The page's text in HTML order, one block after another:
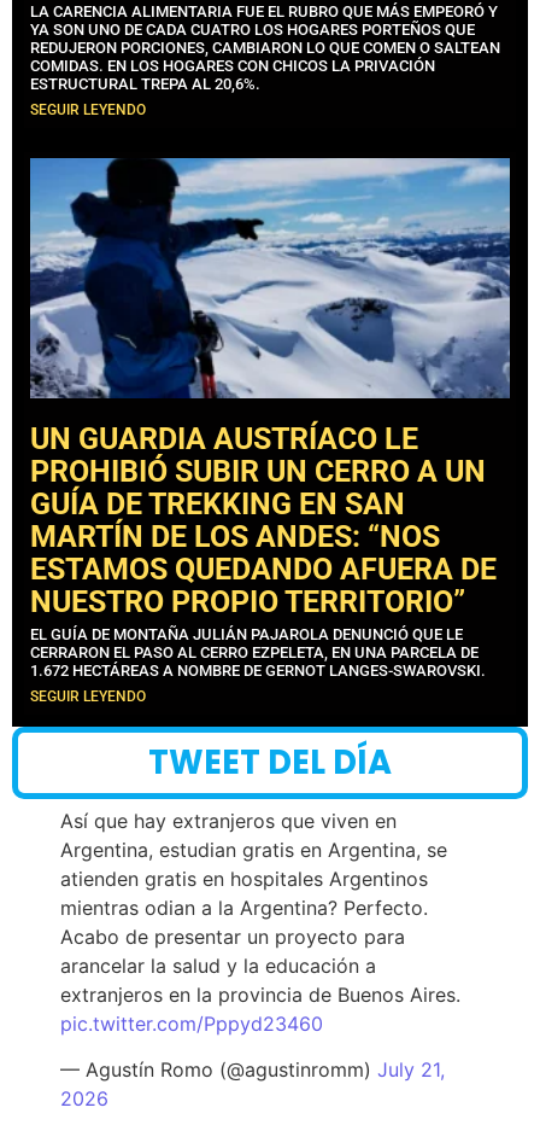
LA CARENCIA ALIMENTARIA FUE EL RUBRO QUE MÁS EMPEORÓ Y
YA SON UNO DE CADA CUATRO LOS HOGARES PORTEÑOS QUE
REDUJERON PORCIONES, CAMBIARON LO QUE COMEN O SALTEAN
COMIDAS. EN LOS HOGARES CON CHICOS LA PRIVACIÓN
ESTRUCTURAL TREPA AL 20,6%.
SEGUIR LEYENDO
UN GUARDIA AUSTRÍACO LE
PROHIBIÓ SUBIR UN CERRO A UN
GUÍA DE TREKKING EN SAN
MARTÍN DE LOS ANDES: “NOS
ESTAMOS QUEDANDO AFUERA DE
NUESTRO PROPIO TERRITORIO”
EL GUÍA DE MONTAÑA JULIÁN PAJAROLA DENUNCIÓ QUE LE
CERRARON EL PASO AL CERRO EZPELETA, EN UNA PARCELA DE
1.672 HECTÁREAS A NOMBRE DE GERNOT LANGES-SWAROVSKI.
SEGUIR LEYENDO
TWEET DEL DÍA
Así que hay extranjeros que viven en
Argentina, estudian gratis en Argentina, se
atienden gratis en hospitales Argentinos
mientras odian a la Argentina? Perfecto.
Acabo de presentar un proyecto para
arancelar la salud y la educación a
extranjeros en la provincia de Buenos Aires.
pic.twitter.com/Pppyd23460
— Agustín Romo (@agustinromm) July 21,
2026